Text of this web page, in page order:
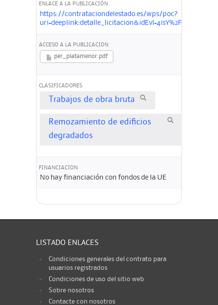
ENLACE A LA PUBLICACIÓN
https://contrataciondelestado.es/wps/poc?
ACCESO A LA PUBLICACION
per_platamenor.pdf
CLASIFICADORES
Trabajos de obra bruta
Remozamiento de edificios
degradados
FINANCIACION
No hay financiación con fondos de la UE
LISTADO ENLACES
Condiciones generales del contrato para
usuarios registrados
Condiciones de uso del sitio web
Sobre nosotros
Contacte con nosotros